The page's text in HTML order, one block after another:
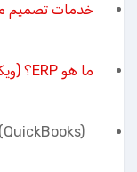
خدمات تصميم
ما هو ERP؟ (ويكيبيديا)